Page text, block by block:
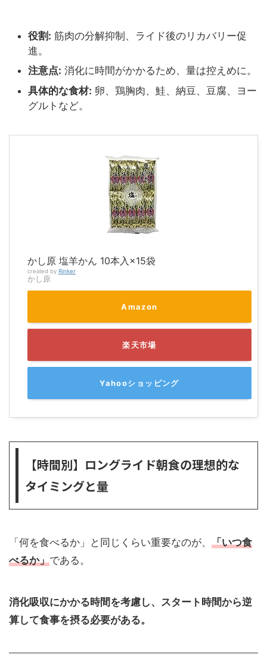
役割: 筋肉の分解抑制、ライド後のリカバリー促
進。
注意点: 消化に時間がかかるため、量は控えめに。
具体的な食材: 卵、鶏胸肉、鮭、納豆、豆腐、ヨー
グルトなど。
かし原 塩羊かん 10本入×15袋
created by Rinker
かし原
Amazon
楽天市場
Yahooショッピング
【時間別】ロングライド朝食の理想的な
タイミングと量
「何を食べるか」と同じくらい重要なのが、 「いつ食
べるか」である。
消化吸収にかかる時間を考慮し、スタート時間から逆
算して食事を摂る必要がある。